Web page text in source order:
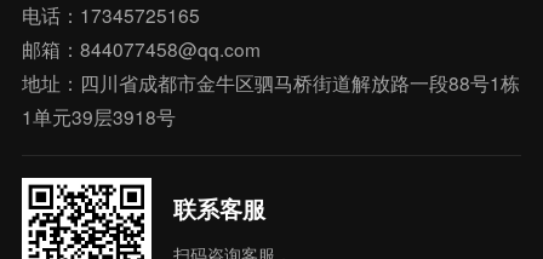
电话：17345725165
邮箱：844077458@qq.com
地址：四川省成都市金牛区驷马桥街道解放路一段88号1栋
1单元39层3918号
联系客服
扫码咨询客服，